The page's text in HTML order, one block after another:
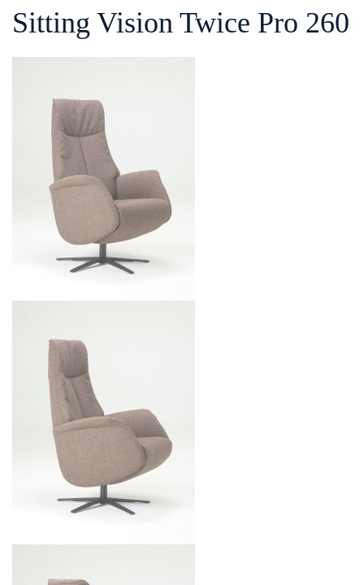
Sitting Vision Twice Pro 260